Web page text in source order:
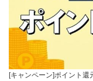
[キャンペーン]ポイント